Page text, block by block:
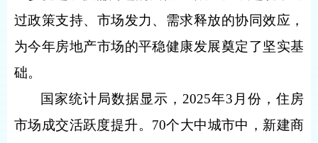
过政策支持、市场发力、需求释放的协同效应，
为今年房地产市场的平稳健康发展奠定了坚实基
础。
国家统计局数据显示， 2025年3 月份，住房
市场成交活跃度提升。 70个大中城市中，新建商